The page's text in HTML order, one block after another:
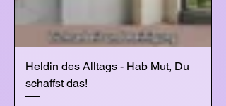
Heldin des Alltags - Hab Mut, Du
schaffst das!